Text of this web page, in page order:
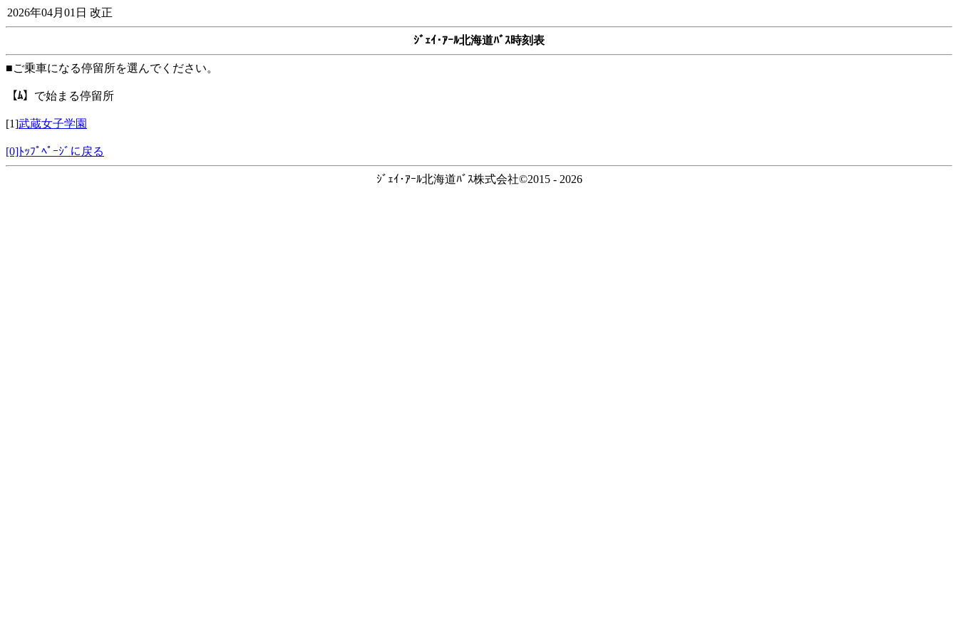
2026年04月01日 改正
ｼﾞｪｲ･ｱｰﾙ北海道ﾊﾞｽ時刻表
■ご乗車になる停留所を選んでください。
【ﾑ】 で始まる停留所
[1]武蔵女子学園
[0]ﾄｯﾌﾟﾍﾟｰｼﾞに戻る
ｼﾞｪｲ･ｱｰﾙ北海道ﾊﾞｽ株式会社©2015 - 2026